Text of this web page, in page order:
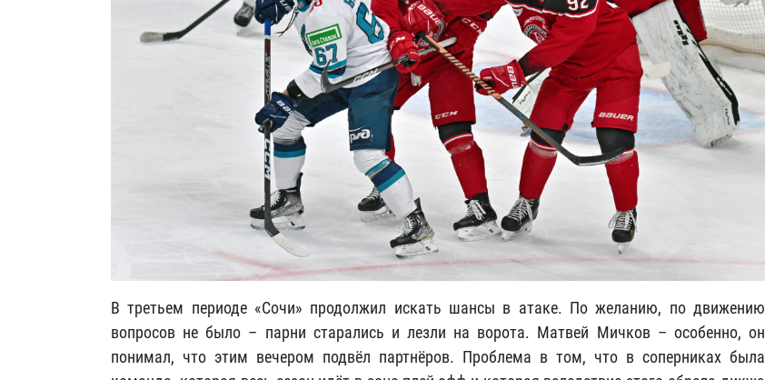
В третьем периоде «Сочи» продолжил искать шансы в атаке. По желанию, по движению
вопросов не было – парни старались и лезли на ворота. Матвей Мичков – особенно, он
понимал, что этим вечером подвёл партнёров. Проблема в том, что в соперниках была